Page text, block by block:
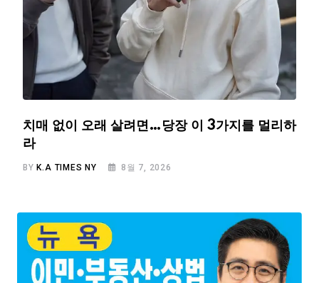
치매 없이 오래 살려면…당장 이 3가지를 멀리하
라
BYK.A TIMES NY 8월 7, 2026